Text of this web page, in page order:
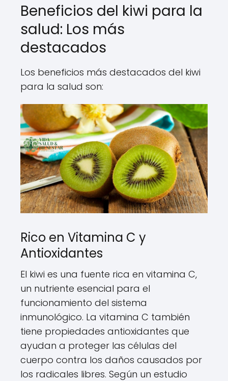
Beneficios del kiwi para la
salud: Los más
destacados
Los beneficios más destacados del kiwi
para la salud son:
Rico en Vitamina C y
Antioxidantes
El kiwi es una fuente rica en vitamina C,
un nutriente esencial para el
funcionamiento del sistema
inmunológico. La vitamina C también
tiene propiedades antioxidantes que
ayudan a proteger las células del
cuerpo contra los daños causados por
los radicales libres. Según un estudio